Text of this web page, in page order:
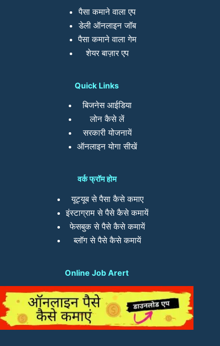
पैसा कमाने वाला एप
डेली ऑनलाइन जॉब
पैसा कमाने वाला गेम
शेयर बाज़ार एप
Quick Links
बिजनेस आईडिया
लोन कैसे लें
सरकारी योजनायें
ऑनलाइन योगा सीखें
वर्क फ्रॉम होम
यूट्यूब से पैसा कैसे कमाए
इंस्टाग्राम से पैसे कैसे कमायें
फेसबुक से पैसे कैसे कमायें
ब्लॉग से पैसे कैसे कमायें
Online Job Arert